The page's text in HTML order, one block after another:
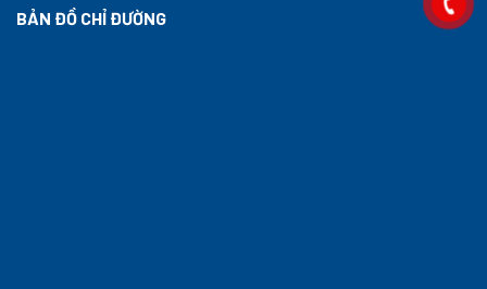
BẢN ĐỒ CHỈ ĐƯỜNG